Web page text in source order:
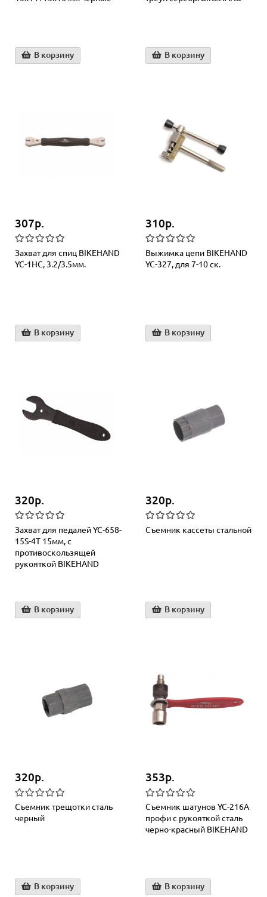
В корзину В корзину
307р.
Захват для спиц BIKEHAND
YC-1HC, 3.2/3.5мм.
В корзину
310р.
Выжимка цепи BIKEHAND
YC-327, для 7-10 ск.
В корзину
320р.
Захват для педалей YC-658-
15S-4T 15мм, с
противоскользящей
рукояткой BIKEHAND
В корзину
320р.
Съемник кассеты стальной
В корзину
320р.
Съемник трещотки сталь
черный
В корзину
353р.
Съемник шатунов YC-216A
профи с рукояткой сталь
черно-красный BIKEHAND
В корзину